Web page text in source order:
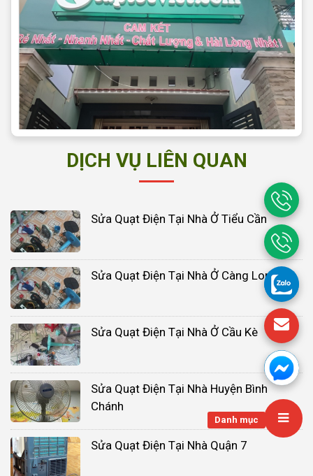
DỊCH VỤ LIÊN QUAN
Sửa Quạt Điện Tại Nhà Ở Tiểu Cần
Sửa Quạt Điện Tại Nhà Ở Càng Long
Sửa Quạt Điện Tại Nhà Ở Cầu Kè
Sửa Quạt Điện Tại Nhà Huyện Bình
Chánh
Sửa Quạt Điện Tại Nhà Quận 7
Danh mục